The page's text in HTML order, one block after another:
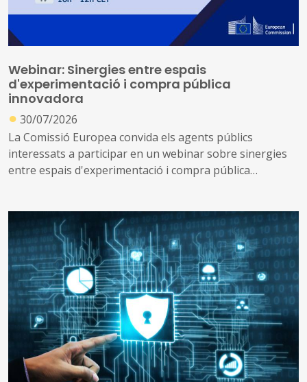
Webinar: Sinergies entre espais
d'experimentació i compra pública
innovadora
● 30/07/2026
La Comissió Europea convida els agents públics
interessats a participar en un webinar sobre sinergies
entre espais d'experimentació i compra pública